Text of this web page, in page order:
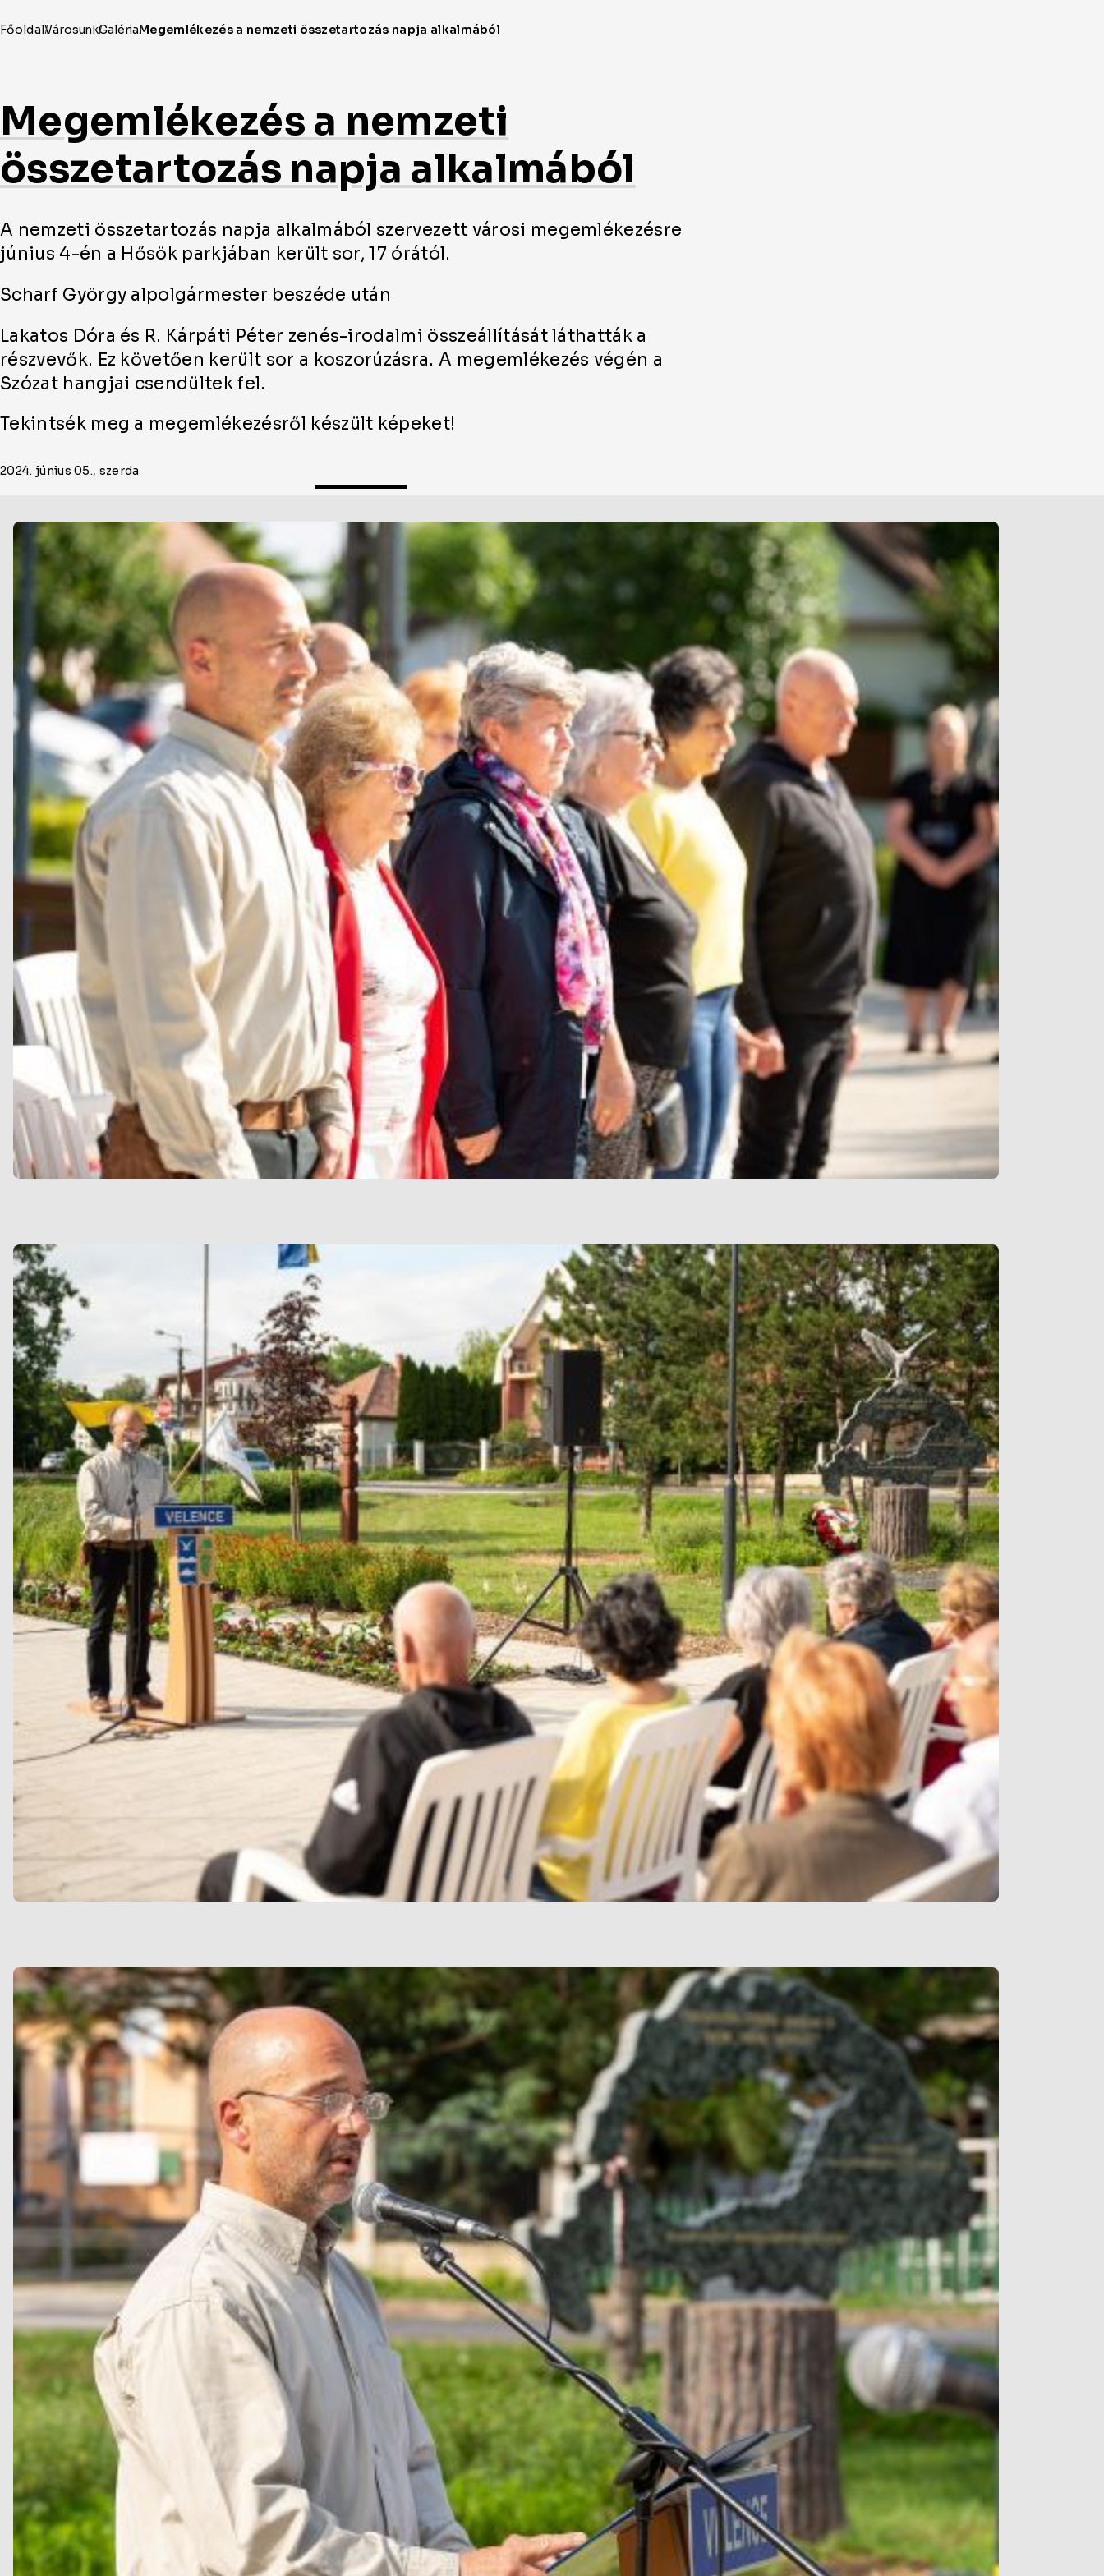
Megemlékezés a nemzeti
összetartozás napja alkalmából
A nemzeti összetartozás napja alkalmából szervezett városi megemlékezésre
június 4-én a Hősök parkjában került sor, 17 órától.
Scharf György alpolgármester beszéde után
Lakatos Dóra és R. Kárpáti Péter zenés-irodalmi összeállítását láthatták a
részvevők. Ez követően került sor a koszorúzásra. A megemlékezés végén a
Szózat hangjai csendültek fel.
Tekintsék meg a megemlékezésről készült képeket!
2024. június 05., szerda
Oldal
cikkjeinek
listája